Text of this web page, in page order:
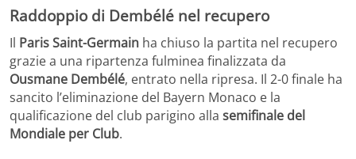
Raddoppio di Dembélé nel recupero
Il Paris Saint-Germain ha chiuso la partita nel recupero
grazie a una ripartenza fulminea finalizzata da
Ousmane Dembélé, entrato nella ripresa. Il 2-0 finale ha
sancito l’eliminazione del Bayern Monaco e la
qualificazione del club parigino alla semifinale del
Mondiale per Club.